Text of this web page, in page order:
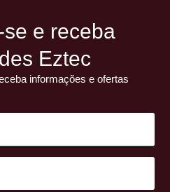
e receba
Eztec
informações e ofertas